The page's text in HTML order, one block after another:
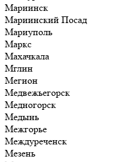
Мариинск
Мариинский Посад
Мариуполь
Маркс
Махачкала
Мглин
Мегион
Медвежьегорск
Медногорск
Медынь
Межгорье
Междуреченск
Мезень